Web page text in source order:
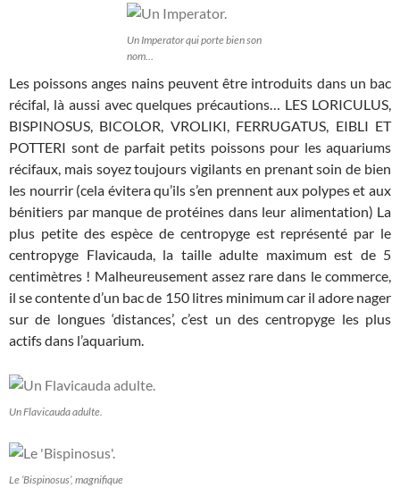
Un Imperator qui porte bien son
nom…
Les poissons anges nains peuvent être introduits dans un bac
récifal, là aussi avec quelques précautions… LES LORICULUS,
BISPINOSUS, BICOLOR, VROLIKI, FERRUGATUS, EIBLI ET
POTTERI sont de parfait petits poissons pour les aquariums
récifaux, mais soyez toujours vigilants en prenant soin de bien
les nourrir (cela évitera qu’ils s’en prennent aux polypes et aux
bénitiers par manque de protéines dans leur alimentation) La
plus petite des espèce de centropyge est représenté par le
centropyge Flavicauda, la taille adulte maximum est de 5
centimètres ! Malheureusement assez rare dans le commerce,
il se contente d’un bac de 150 litres minimum car il adore nager
sur de longues ‘distances’, c’est un des centropyge les plus
actifs dans l’aquarium.
Un Flavicauda adulte.
Le ‘Bispinosus’, magnifique